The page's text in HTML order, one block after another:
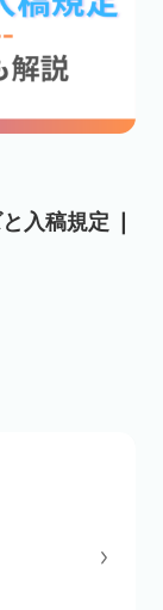
入稿規定 ❘